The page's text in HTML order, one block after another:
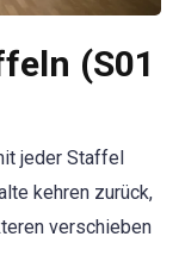
(S01
jeder Staffel
kehren zurück,
verschieben